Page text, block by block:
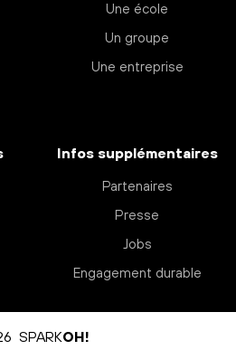
Une école
Un groupe
Une entreprise
Infos supplémentaires
Partenaires
Presse
Jobs
Engagement durable
SPARKOH!